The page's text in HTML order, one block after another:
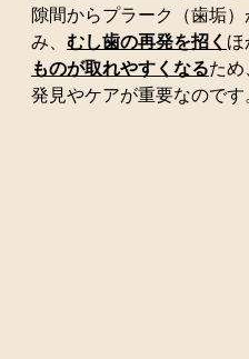
隙間からプラーク（歯垢）
み、 むし歯の再発を招く ほ
ものが取れやすくなるた
発見やケアが重要なのです